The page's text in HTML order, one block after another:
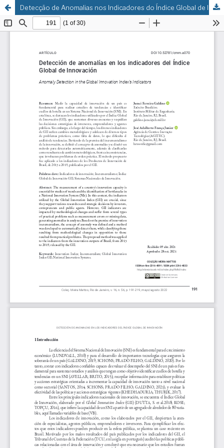
Detecção de Anomalias nos Indicadores do Índice Global de Inovação